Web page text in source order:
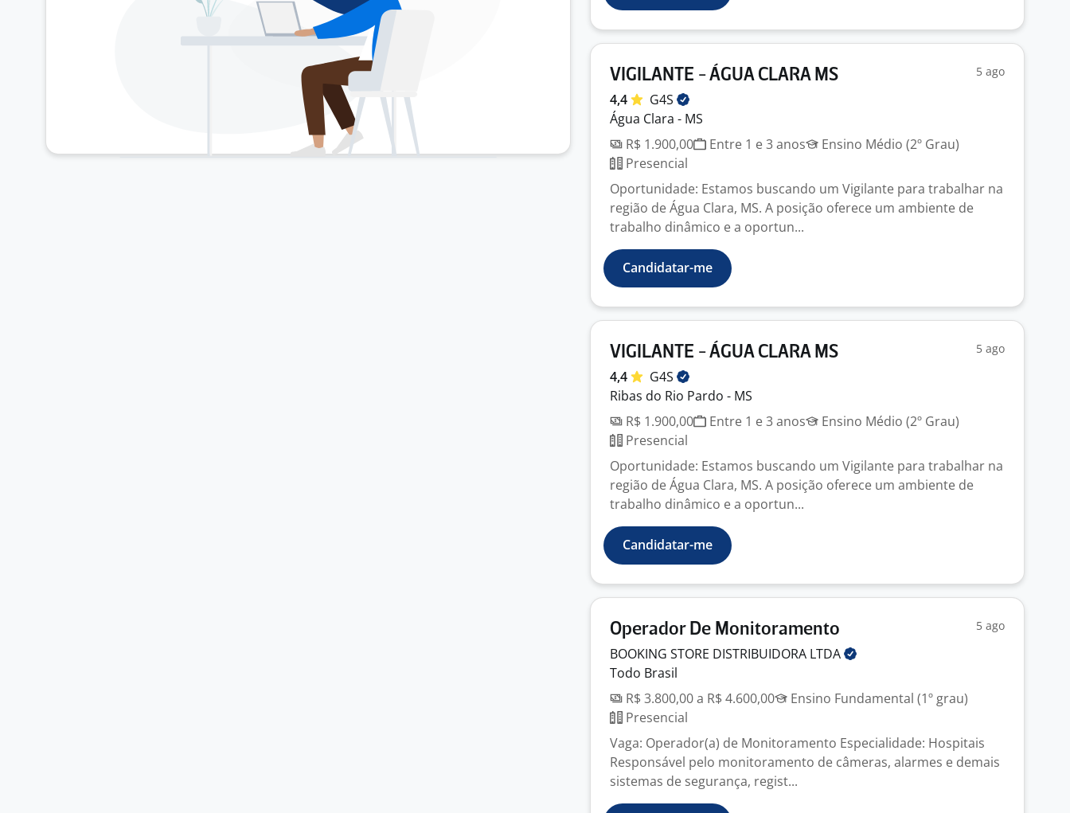
VIGILANTE - ÁGUA CLARA MS 5 ago
4,4
G4S
Água Clara - MS
R$ 1.900,00
Entre 1 e 3 anos
Ensino Médio (2º Grau)
Presencial
Oportunidade: Estamos buscando um Vigilante para trabalhar na
região de Água Clara, MS. A posição oferece um ambiente de
trabalho dinâmico e a oportun...
Candidatar-me
VIGILANTE - ÁGUA CLARA MS 5 ago
4,4
G4S
Ribas do Rio Pardo - MS
R$ 1.900,00
Entre 1 e 3 anos
Ensino Médio (2º Grau)
Presencial
Oportunidade: Estamos buscando um Vigilante para trabalhar na
região de Água Clara, MS. A posição oferece um ambiente de
trabalho dinâmico e a oportun...
Candidatar-me
Operador De Monitoramento 5 ago
BOOKING STORE DISTRIBUIDORA LTDA
Todo Brasil
R$ 3.800,00 a R$ 4.600,00
Ensino Fundamental (1º grau)
Presencial
Vaga: Operador(a) de Monitoramento Especialidade: Hospitais
Responsável pelo monitoramento de câmeras, alarmes e demais
sistemas de segurança, regist...